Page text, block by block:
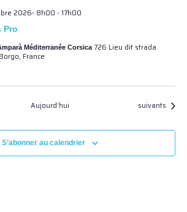
Pro
2026- 8h00 -17h00
Méditerranée Corsica726 Lieu dit strada
France
Aujourd’hui Évènements
suivants
S’abonner au calendrier